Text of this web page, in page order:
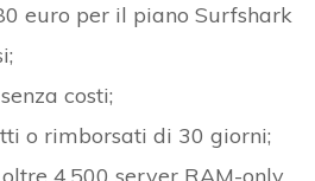
euro per il piano Surfshark
costi;
o rimborsati di 30 giorni;